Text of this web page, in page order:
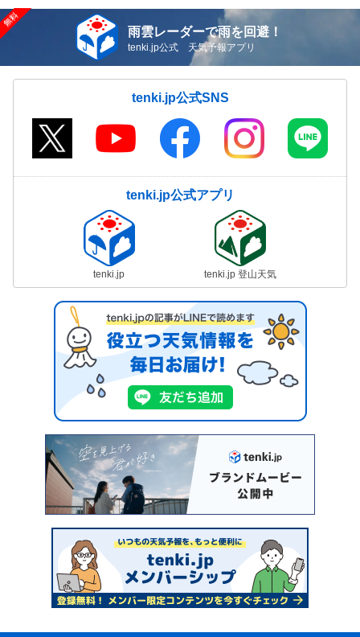
雨雲レーダーで雨を回避！
tenki.jp公式 天気予報アプリ
tenki.jp公式SNS
tenki.jp公式アプリ
tenki.jp tenki.jp 登山天気